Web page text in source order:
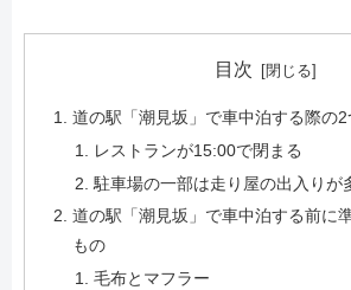
目次
道の駅「潮見坂」で車中泊する際の
レストランが15:00で閉まる
駐車場の一部は走り屋の出入りが
道の駅「潮見坂」で車中泊する前に
もの
毛布とマフラー